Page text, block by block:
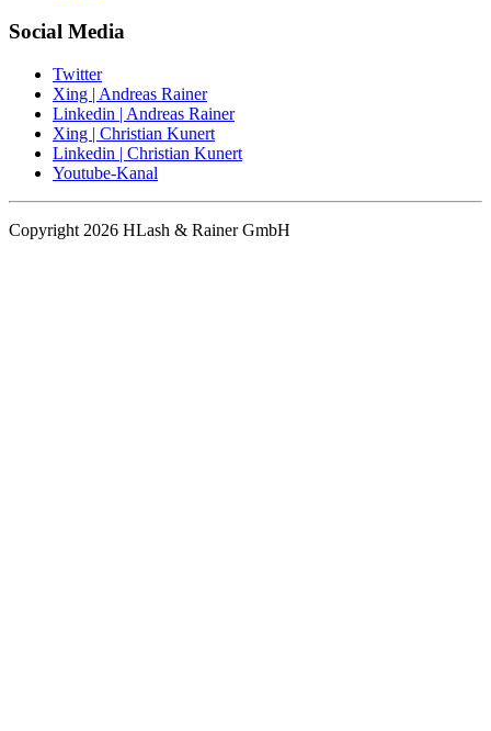
Social Media
Twitter
Xing | Andreas Rainer
Linkedin | Andreas Rainer
Xing | Christian Kunert
Linkedin | Christian Kunert
Youtube-Kanal
Copyright 2026 HLash & Rainer GmbH